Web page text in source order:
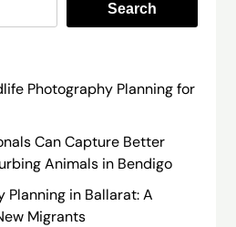
Search
Photography Planning for
Can Capture Better
Animals in Bendigo
in Ballarat: A
Migrants